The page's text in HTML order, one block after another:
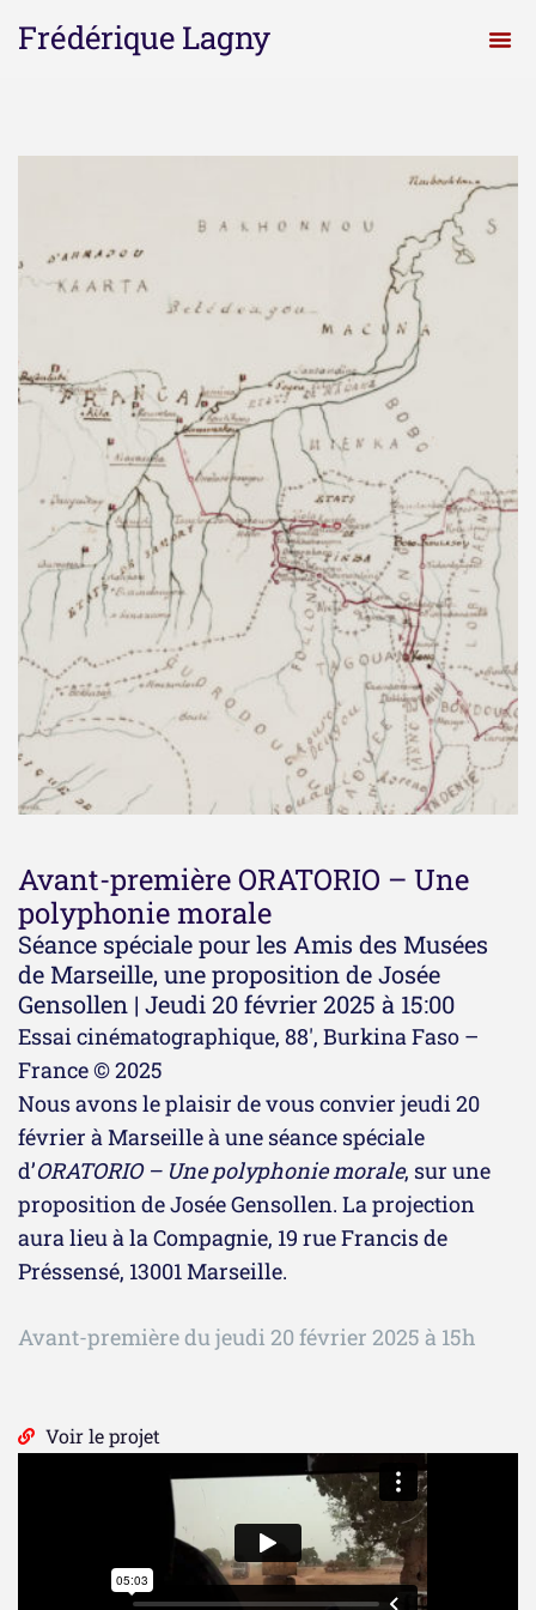
Frédérique Lagny
Avant-première ORATORIO – Une
polyphonie morale
Séance spéciale pour les Amis des Musées
de Marseille, une proposition de Josée
Gensollen | Jeudi 20 février 2025 à 15:00
Essai cinématographique, 88′, Burkina Faso –
France © 2025
Nous avons le plaisir de vous convier jeudi 20
février à Marseille à une séance spéciale
d’ORATORIO – Une polyphonie morale, sur une
proposition de Josée Gensollen. La projection
aura lieu à la Compagnie, 19 rue Francis de
Préssensé, 13001 Marseille.
Avant-première du jeudi 20 février 2025 à 15h
Voir le projet